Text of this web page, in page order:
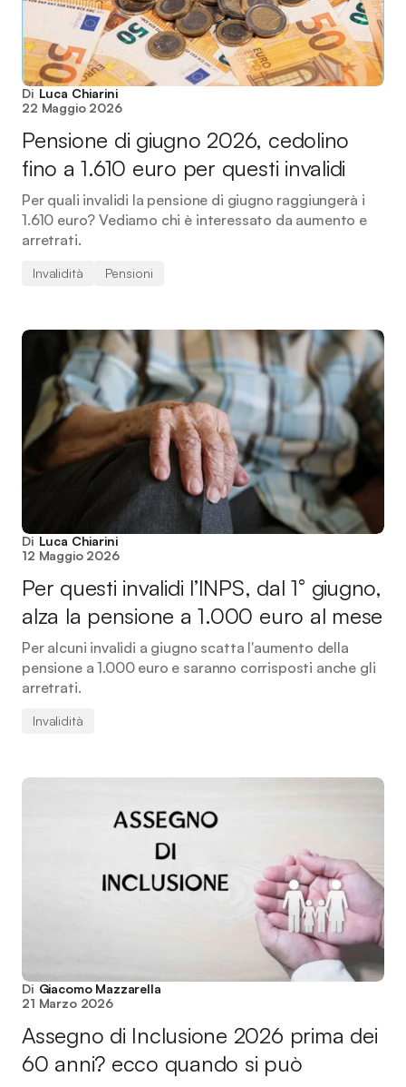
Di Luca Chiarini
22 Maggio 2026
Pensione di giugno 2026, cedolino
fino a 1.610 euro per questi invalidi
Per quali invalidi la pensione di giugno raggiungerà i
1.610 euro? Vediamo chi è interessato da aumento e
arretrati.
Invalidità Pensioni
Di Luca Chiarini
12 Maggio 2026
Per questi invalidi l’INPS, dal 1° giugno,
alza la pensione a 1.000 euro al mese
Per alcuni invalidi a giugno scatta l'aumento della
pensione a 1.000 euro e saranno corrisposti anche gli
arretrati.
Invalidità
Di Giacomo Mazzarella
21 Marzo 2026
Assegno di Inclusione 2026 prima dei
60 anni? ecco quando si può